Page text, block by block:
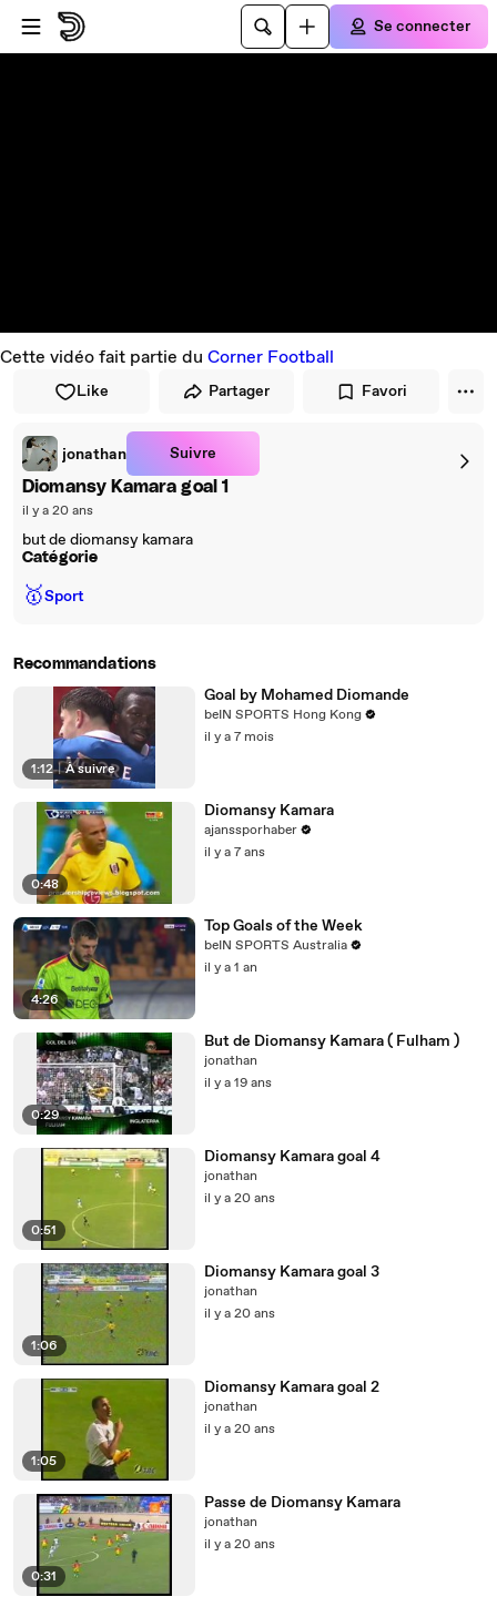
Passer au player
Passer au contenu principal
Se connecter
Cette vidéo fait partie du Corner Football
Like Partager Favori
jonathan Suivre
Diomansy Kamara goal 1
il y a 20 ans
but de diomansy kamara
Catégorie
🥇Sport
Recommandations
1:12 | À suivre
Goal by Mohamed Diomande
beIN SPORTS Hong Kong
il y a 7 mois
0:48
Diomansy Kamara
ajanssporhaber
il y a 7 ans
4:26
Top Goals of the Week
beIN SPORTS Australia
il y a 1 an
0:29
But de Diomansy Kamara ( Fulham )
jonathan
il y a 19 ans
0:51
Diomansy Kamara goal 4
jonathan
il y a 20 ans
1:06
Diomansy Kamara goal 3
jonathan
il y a 20 ans
1:05
Diomansy Kamara goal 2
jonathan
il y a 20 ans
0:31
Passe de Diomansy Kamara
jonathan
il y a 20 ans